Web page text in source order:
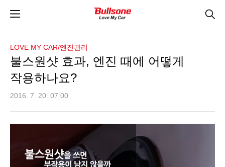
LOVE MY CAR/엔진관리
불스원샷 효과, 엔진 때에 어떻게
작용하나요?
2016. 7. 20. 07:00